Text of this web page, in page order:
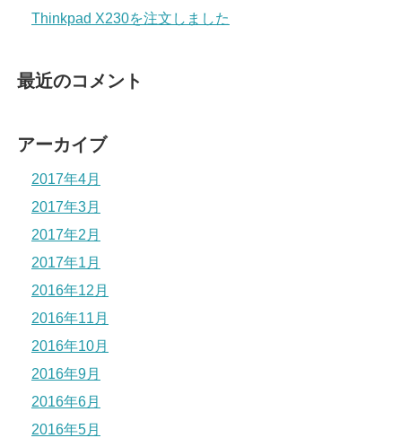
Thinkpad X230を注文しました
最近のコメント
アーカイブ
2017年4月
2017年3月
2017年2月
2017年1月
2016年12月
2016年11月
2016年10月
2016年9月
2016年6月
2016年5月